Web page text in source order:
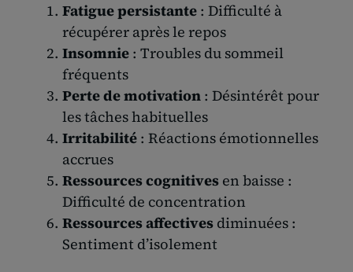
Fatigue persistante: Difficulté à
récupérer après le repos
Insomnie: Troubles du sommeil
fréquents
Perte de motivation: Désintérêt pour
les tâches habituelles
Irritabilité: Réactions émotionnelles
accrues
Ressources cognitivesen baisse :
Difficulté de concentration
Ressources affectivesdiminuées :
Sentiment d’isolement